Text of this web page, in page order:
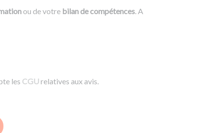
ou de votre bilan de compétences. A
les CGUrelatives aux avis.